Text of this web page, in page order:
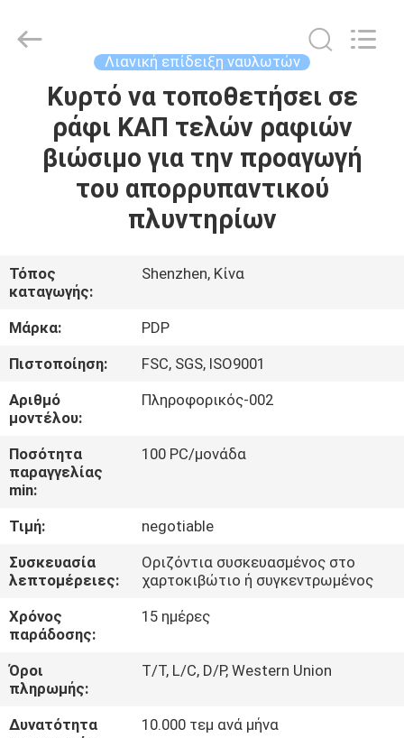
ΣΠΊΤΙ
ΠΡΟΪΌΝΤΑ
ΕΜΦΆΝΙΣΗ
ΠΕΡΊΠΟΥ
ΕΜΕΊΣ
ΓΎΡΟΣ
ΕΡΓΟΣΤΑΣΊΩΝ
ΠΟΙΟΤΙΚΌΣ
ΜΑΣ
ΕΛΆΤΕ
ΣΕ
ΕΠΑΦΉ
ΜΕ
Company
Λιανική επίδειξη ναυλωτών
Κυρτό να τοποθετήσει σε
ράφι ΚΑΠ τελών ραφιών
βιώσιμο για την προαγωγή
του απορρυπαντικού
πλυντηρίων
Τόπος
καταγωγής:
Shenzhen, Κίνα
Μάρκα:
PDP
Πιστοποίηση:
FSC, SGS, ISO9001
Αριθμό
μοντέλου:
Πληροφορικός-002
Ποσότητα
παραγγελίας
min:
100 PC/μονάδα
Τιμή:
negotiable
Συσκευασία
λεπτομέρειες:
Οριζόντια συσκευασμένος στο
χαρτοκιβώτιο ή συγκεντρωμένος
Χρόνος
παράδοσης:
15 ημέρες
Όροι
πληρωμής:
T/T, L/C, D/P, Western Union
Δυνατότητα
10.000 τεμ ανά μήνα